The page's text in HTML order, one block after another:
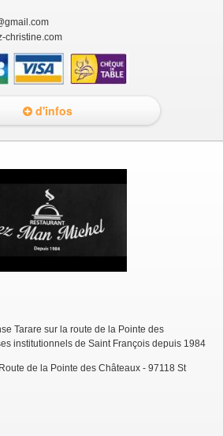
christine.com
d'infos
Tarare sur la route de la Pointe des
institutionnels de Saint François depuis 1984
de la Pointe des Châteaux - 97118 St